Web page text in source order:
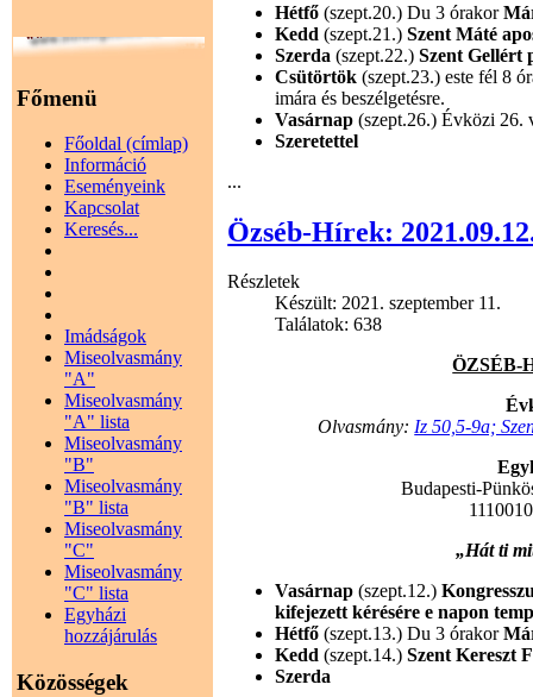
Főmenü
Főoldal (címlap)
Információ
Eseményeink
Kapcsolat
Keresés...
Imádságok
Miseolvasmány
"A"
Miseolvasmány
"A" lista
Miseolvasmány
"B"
Miseolvasmány
"B" lista
Miseolvasmány
"C"
Miseolvasmány
"C" lista
Egyházi
hozzájárulás
Közösségek
Hétfő (szept.20.) Du 3 órakor
Kedd (szept.21.)Szent Máté
Szerda (szept.22.)Szent Gellért
Csütörtök (szept.23.) este fél 8
imára és beszélgetésre.
Vasárnap (szept.26.) Évközi 26.
Szeretettel
...
Özséb-Hírek:
Részletek
Készült: 2021. szeptember 11.
Találatok: 638
ÖZSÉB-
Olvasmány:Iz 50,5-9a;
Budapesti-
„Hát ti
Vasárnap (szept.12.)
kifejezett kérésére e napon
Hétfő (szept.13.) Du 3 órakor
Kedd (szept.14.)Szent Kereszt
Szerda